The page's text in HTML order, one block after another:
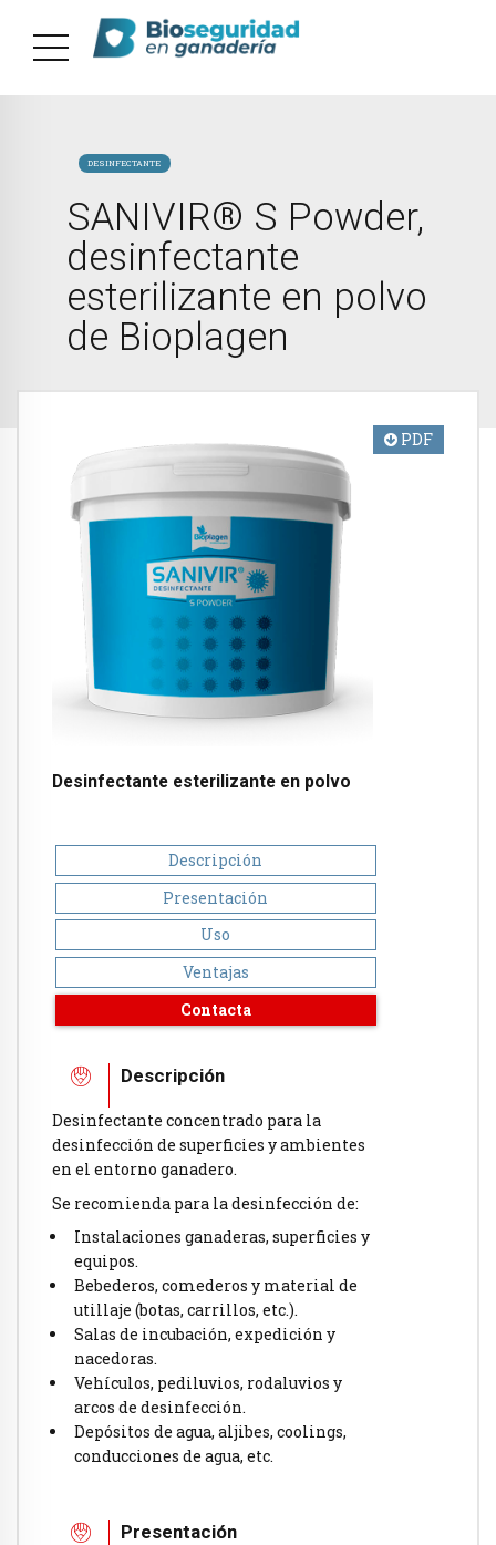
DESINFECTANTE
SANIVIR® S Powder,
desinfectante
esterilizante en polvo
de Bioplagen
PDF
Desinfectante esterilizante en polvo
Descripción
Presentación
Uso
Ventajas
Contacta
Descripción
Desinfectante concentrado para la
desinfección de superficies y ambientes
en el entorno ganadero.
Se recomienda para la desinfección de:
Instalaciones ganaderas, superficies y
equipos.
Bebederos, comederos y material de
utillaje (botas, carrillos, etc.).
Salas de incubación, expedición y
nacedoras.
Vehículos, pediluvios, rodaluvios y
arcos de desinfección.
Depósitos de agua, aljibes, coolings,
conducciones de agua, etc.
Presentación